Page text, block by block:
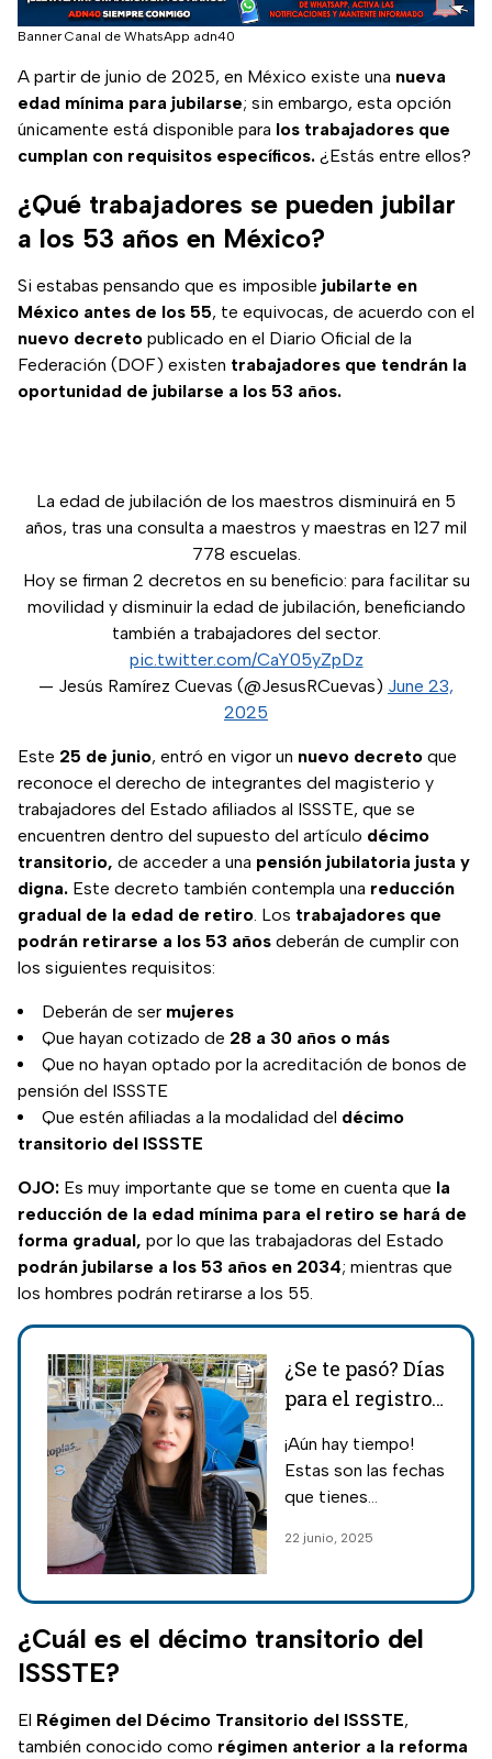
Banner Canal de WhatsApp adn40
A partir de junio de 2025, en México existe una nueva
edad mínima para jubilarse; sin embargo, esta opción
únicamente está disponible para los trabajadores que
cumplan con requisitos específicos. ¿Estás entre ellos?
¿Qué trabajadores se pueden jubilar
a los 53 años en México?
Si estabas pensando que es imposible jubilarte en
México antes de los 55, te equivocas, de acuerdo con el
nuevo decreto publicado en el Diario Oficial de la
Federación (DOF) existen trabajadores que tendrán la
oportunidad de jubilarse a los 53 años.
La edad de jubilación de los maestros disminuirá en 5
años, tras una consulta a maestros y maestras en 127 mil
778 escuelas.
Hoy se firman 2 decretos en su beneficio: para facilitar su
movilidad y disminuir la edad de jubilación, beneficiando
también a trabajadores del sector.
pic.twitter.com/CaY05yZpDz
— Jesús Ramírez Cuevas (@JesusRCuevas) June 23,
2025
Este 25 de junio, entró en vigor un nuevo decreto que
reconoce el derecho de integrantes del magisterio y
trabajadores del Estado afiliados al ISSSTE, que se
encuentren dentro del supuesto del artículo décimo
transitorio, de acceder a una pensión jubilatoria justa y
digna. Este decreto también contempla una reducción
gradual de la edad de retiro. Los trabajadores que
podrán retirarse a los 53 años deberán de cumplir con
los siguientes requisitos:
Deberán de ser mujeres
Que hayan cotizado de 28 a 30 años o más
Que no hayan optado por la acreditación de bonos de
pensión del ISSSTE
Que estén afiliadas a la modalidad del décimo
transitorio del ISSSTE
OJO: Es muy importante que se tome en cuenta que la
reducción de la edad mínima para el retiro se hará de
forma gradual, por lo que las trabajadoras del Estado
podrán jubilarse a los 53 años en 2034; mientras que
los hombres podrán retirarse a los 55.
¿Se te pasó? Días
para el registro
interesados en
obtener tinacos
¡Aún hay tiempo!
Estas son las fechas
que tienes
hacer tu
obtener tinacos
gratis, si se te pasó
22 junio, 2025
¿Cuál es el décimo transitorio del
ISSSTE?
El Régimen del Décimo Transitorio del ISSSTE,
también conocido como régimen anterior a la reforma